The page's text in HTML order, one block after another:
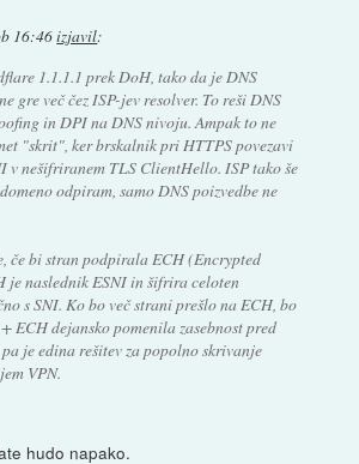
16:46izjavil:
1.1.1.1 prek DoH, tako da je DNS
gre več čez ISP-jev resolver. To reši DNS
in DPI na DNS nivoju. Ampak to ne
"skrit", ker brskalnik pri HTTPS povezavi
v nešifriranem TLS ClientHello. ISP tako še
odpiram, samo DNS poizvedbe ne
če bi stran podpirala ECH (Encrypted
je naslednik ESNI in šifrira celoten
s SNI. Ko bo več strani prešlo na ECH, bo
ECH dejansko pomenila zasebnost pred
je edina rešitev za popolno skrivanje
VPN.
hudo napako.